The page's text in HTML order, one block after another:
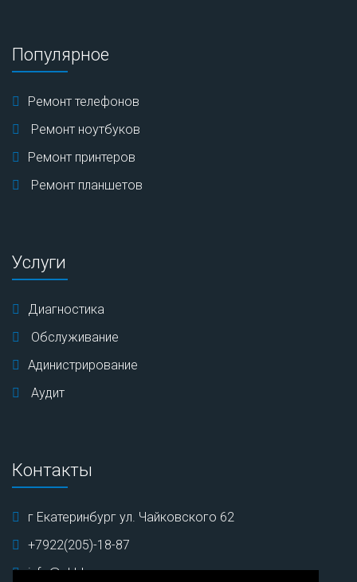
Популярное
Ремонт телефонов
Ремонт ноутбуков
Ремонт принтеров
Ремонт планшетов
Услуги
Диагностика
Обслуживание
Адинистрирование
Аудит
Контакты
г Екатеринбург ул. Чайковского 62
+7922(205)-18-87
info@ekbbuy.ru